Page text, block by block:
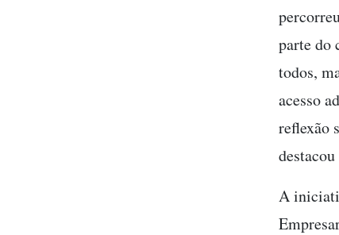
parte do
todos,
acesso
reflexão
A